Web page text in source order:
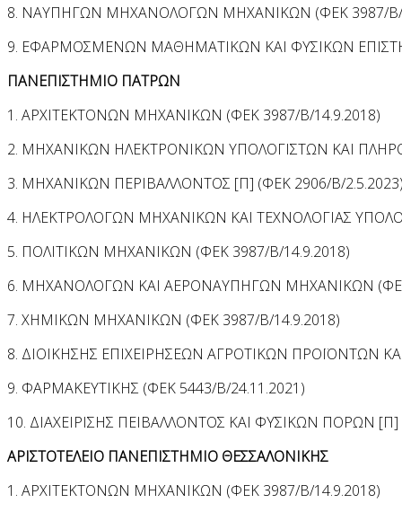
8. ΝΑΥΠΗΓΩΝ ΜΗΧΑΝΟΛΟΓΩΝ ΜΗΧΑΝΙΚΩΝ (ΦΕΚ 3987/Β/
9. ΕΦΑΡΜΟΣΜΕΝΩΝ ΜΑΘΗΜΑΤΙΚΩΝ ΚΑΙ ΦΥΣΙΚΩΝ
ΠΑΝΕΠΙΣΤΗΜΙΟ ΠΑΤΡΩΝ
1. ΑΡΧΙΤΕΚΤΟΝΩΝ ΜΗΧΑΝΙΚΩΝ (ΦΕΚ 3987/Β/14.9.2018)
2. ΜΗΧΑΝΙΚΩΝ ΗΛΕΚΤΡΟΝΙΚΩΝ ΥΠΟΛΟΓΙΣΤΩΝ ΚΑΙ
3. ΜΗΧΑΝΙΚΩΝ ΠΕΡΙΒΑΛΛΟΝΤΟΣ [Π] (ΦΕΚ 2906/Β/
4. ΗΛΕΚΤΡΟΛΟΓΩΝ ΜΗΧΑΝΙΚΩΝ ΚΑΙ ΤΕΧΝΟΛΟΓΙΑΣ
5. ΠΟΛΙΤΙΚΩΝ ΜΗΧΑΝΙΚΩΝ (ΦΕΚ 3987/Β/14.9.2018)
6. ΜΗΧΑΝΟΛΟΓΩΝ ΚΑΙ ΑΕΡΟΝΑΥΠΗΓΩΝ ΜΗΧΑΝΙΚΩΝ (ΦΕΚ
7. ΧΗΜΙΚΩΝ ΜΗΧΑΝΙΚΩΝ (ΦΕΚ 3987/Β/14.9.2018)
8. ΔΙΟΙΚΗΣΗΣ ΕΠΙΧΕΙΡΗΣΕΩΝ ΑΓΡΟΤΙΚΩΝ ΠΡΟΪΟΝΤΩΝ
9. ΦΑΡΜΑΚΕΥΤΙΚΗΣ (ΦΕΚ 5443/Β/24.11.2021)
10. ΔΙΑΧΕΙΡΙΣΗΣ ΠΕΙΒΑΛΛΟΝΤΟΣ ΚΑΙ ΦΥΣΙΚΩΝ ΠΟΡΩΝ [Π]
AΡΙΣΤΟΤΕΛΕΙΟ ΠΑΝΕΠΙΣΤΗΜΙΟ ΘΕΣΣΑΛΟΝΙΚΗΣ
1. ΑΡΧΙΤΕΚΤΟΝΩΝ ΜΗΧΑΝΙΚΩΝ (ΦΕΚ 3987/Β/14.9.2018)